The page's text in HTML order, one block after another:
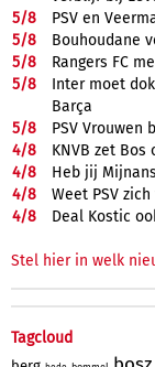
5/8
PSV en
5/8
Bouhoudane
5/8
Rangers FC
5/8
Inter moet
Barça
5/8
PSV Vrouwen
4/8
KNVB zet
4/8
Heb jij
4/8
Weet PSV
4/8 Deal Kostic
Stel hier in welk
Tagcloud